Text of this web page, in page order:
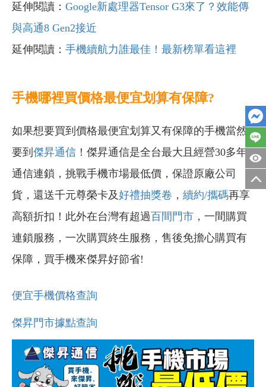
延伸閱讀： Google新處理器Tensor G3來了？效能傳
與高通8 Gen2接近
延伸閱讀： 手機續航力誰最佳！最新榜單看這裡
手機哪裡買價格最便宜划算有保障?
如果想要買到價格最便宜划算又有保障的手機當然
要到 傑昇通信 ！傑昇通信是全台最大且經營30多年
通信連鎖，挑戰手機市場最低價，保證原廠公司
貨，還送千元尊榮卡及好禮抽獎卷 ， 續約/攜碼再享
高額折扣！此外在台灣有超過百間門市 ，一間購買
連鎖服務，一次購買終生服務，售後免擔心購買有
保障，買手機來傑昇好節省!
便宜手機價格查詢
傑昇門市據點查詢